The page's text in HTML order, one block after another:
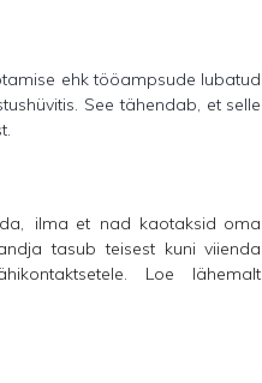
ehk tööampsude lubatud
See tähendab, et selle
ilma et nad kaotaksid oma
tasub teisest kuni viienda
Loe lähemalt